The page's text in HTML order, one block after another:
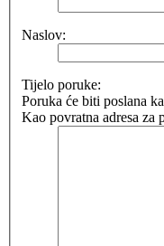
Naslov:
Tijelo poruke:
Poruka će biti poslana
Kao povratna adresa za